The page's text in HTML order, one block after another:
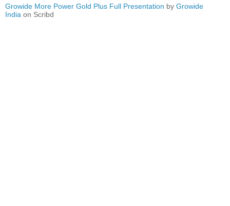
Growide More Power Gold Plus Full Presentation by Growide
India on Scribd